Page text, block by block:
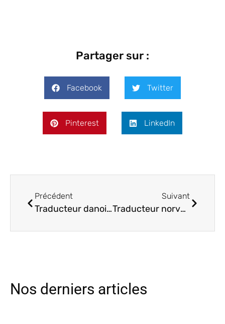
Partager sur :
Facebook Twitter
Pinterest LinkedIn
Précédent
Traducteur danois : pourquoi préférer une agence de traduction ?
Suivant
Traducteur norvégien professionnel : choisissez la qualité premium
Nos derniers articles